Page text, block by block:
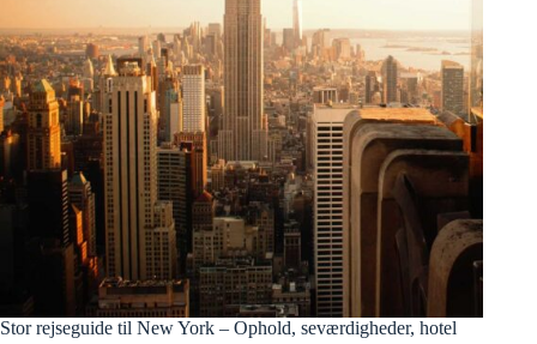
Stor rejseguide til New York – Ophold, seværdigheder, hotel